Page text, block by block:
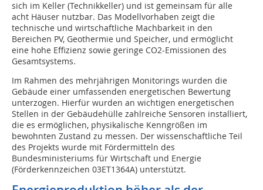
sich im Keller (Technikkeller) und ist gemeinsam für alle
acht Häuser nutzbar. Das Modellvorhaben zeigt die
technische und wirtschaftliche Machbarkeit in den
Bereichen PV, Geothermie und Speicher, und ermöglicht
eine hohe Effizienz sowie geringe CO2-Emissionen des
Gesamtsystems.
Im Rahmen des mehrjährigen Monitorings wurden die
Gebäude einer umfassenden energetischen Bewertung
unterzogen. Hierfür wurden an wichtigen energetischen
Stellen in der Gebäudehülle zahlreiche Sensoren installiert,
die es ermöglichen, physikalische Kenngrößen im
bewohnten Zustand zu messen. Der wissenschaftliche Teil
des Projekts wurde mit Fördermitteln des
Bundesministeriums für Wirtschaft und Energie
(Förderkennzeichen 03ET1364A) unterstützt.